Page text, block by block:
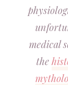
medical
the